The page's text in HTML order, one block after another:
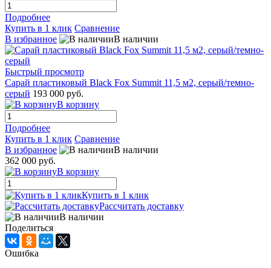
Подробнее
Купить в 1 клик Сравнение
В избранное
В наличии
Быстрый просмотр
Сарай пластиковый Black Fox Summit 11,5 м2, серый/темно-
серый 193 000 руб.
В корзину
Подробнее
Купить в 1 клик Сравнение
В избранное
В наличии
362 000 руб.
В корзину
Купить в 1 клик
Рассчитать доставку
В наличии
Поделиться
Ошибка